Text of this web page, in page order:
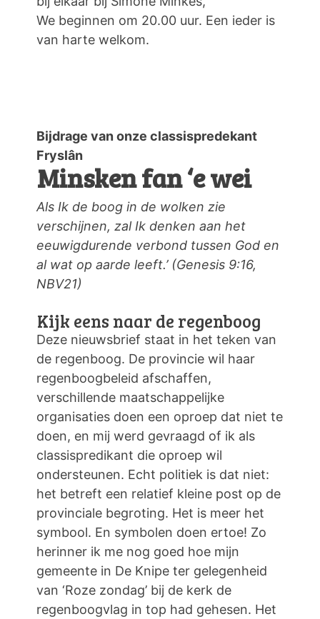
We beginnen om 20.00 uur. Een ieder is
van harte welkom.
Bijdrage van onze classispredekant
Fryslân
Minsken fan ‘e wei
Als Ik de boog in de wolken zie
verschijnen, zal Ik denken aan het
eeuwigdurende verbond tussen God en
al wat op aarde leeft.’ (Genesis 9:16,
NBV21)
Kijk eens naar de regenboog
Deze nieuwsbrief staat in het teken van
de regenboog. De provincie wil haar
regenboogbeleid afschaffen,
verschillende maatschappelijke
organisaties doen een oproep dat niet te
doen, en mij werd gevraagd of ik als
classispredikant die oproep wil
ondersteunen. Echt politiek is dat niet:
het betreft een relatief kleine post op de
provinciale begroting. Het is meer het
symbool. En symbolen doen ertoe! Zo
herinner ik me nog goed hoe mijn
gemeente in De Knipe ter gelegenheid
van ‘Roze zondag’ bij de kerk de
regenboogvlag in top had gehesen. Het